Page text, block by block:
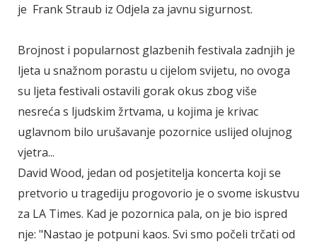
je Frank Straub iz Odjela za javnu sigurnost.
Brojnost i popularnost glazbenih festivala zadnjih je
ljeta u snažnom porastu u cijelom svijetu, no ovoga
su ljeta festivali ostavili gorak okus zbog više
nesreća s ljudskim žrtvama, u kojima je krivac
uglavnom bilo urušavanje pozornice uslijed olujnog
vjetra...
David Wood, jedan od posjetitelja koncerta koji se
pretvorio u tragediju progovorio je o svome iskustvu
za LA Times. Kad je pozornica pala, on je bio ispred
nje: "Nastao je potpuni kaos. Svi smo počeli trčati od